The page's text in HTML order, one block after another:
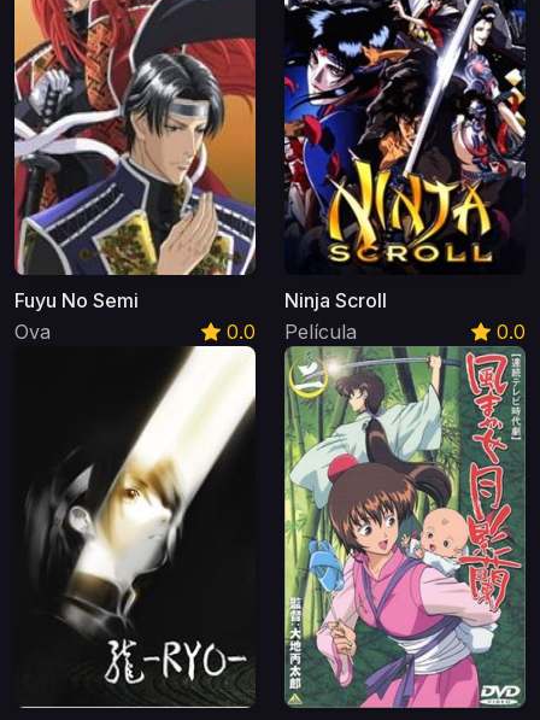
Fuyu No Semi
Ova
0.0
Ninja Scroll
Película
0.0